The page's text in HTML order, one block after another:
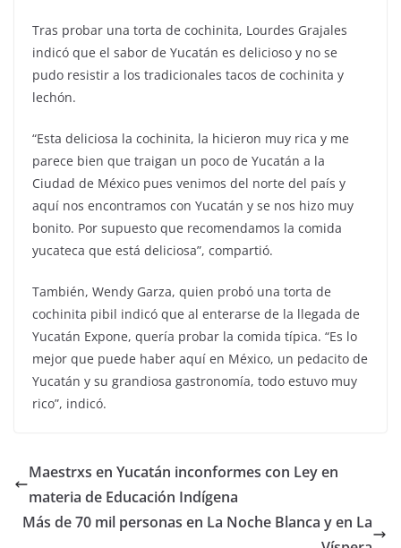
Tras probar una torta de cochinita, Lourdes Grajales
indicó que el sabor de Yucatán es delicioso y no se
pudo resistir a los tradicionales tacos de cochinita y
lechón.
“Esta deliciosa la cochinita, la hicieron muy rica y me
parece bien que traigan un poco de Yucatán a la
Ciudad de México pues venimos del norte del país y
aquí nos encontramos con Yucatán y se nos hizo muy
bonito. Por supuesto que recomendamos la comida
yucateca que está deliciosa”, compartió.
También, Wendy Garza, quien probó una torta de
cochinita pibil indicó que al enterarse de la llegada de
Yucatán Expone, quería probar la comida típica. “Es lo
mejor que puede haber aquí en México, un pedacito de
Yucatán y su grandiosa gastronomía, todo estuvo muy
rico”, indicó.
Maestrxs en Yucatán inconformes con Ley en
materia de Educación Indígena
Más de 70 mil personas en La Noche Blanca y en La